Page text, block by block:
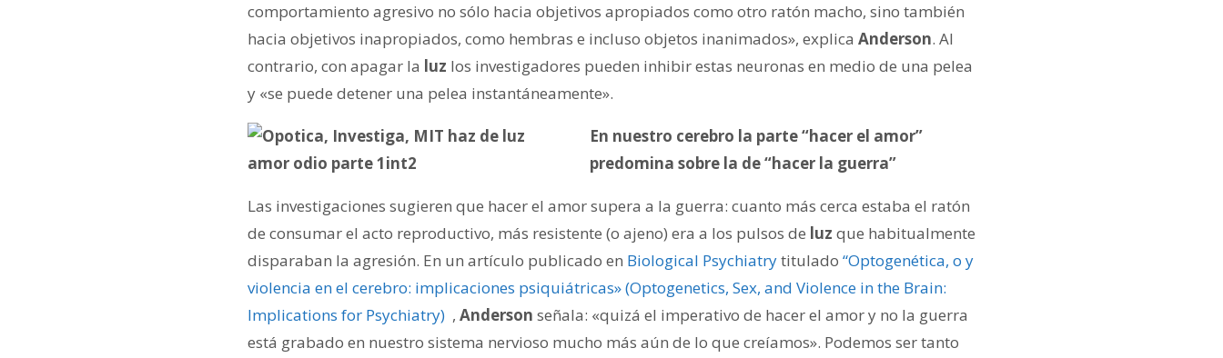
comportamiento agresivo no sólo hacia objetivos apropiados como otro ratón macho, sino también
hacia objetivos inapropiados, como hembras e incluso objetos inanimados», explica Anderson. Al
contrario, con apagar la luz los investigadores pueden inhibir estas neuronas en medio de una pelea
y «se puede detener una pelea instantáneamente».
En nuestro cerebro la parte “hacer el amor”
predomina sobre la de “hacer la guerra”
Las investigaciones sugieren que hacer el amor supera a la guerra: cuanto más cerca estaba el ratón
de consumar el acto reproductivo, más resistente (o ajeno) era a los pulsos de luz que habitualmente
disparaban la agresión. En un artículo publicado en Biological Psychiatrytitulado “Optogenética, o y
violencia en el cerebro: implicaciones psiquiátricas» (Optogenetics, Sex, and Violence in the Brain:
Implications for Psychiatry) , Anderson señala: «quizá el imperativo de hacer el amor y no la guerra
está grabado en nuestro sistema nervioso mucho más aún de lo que creíamos». Podemos ser tanto